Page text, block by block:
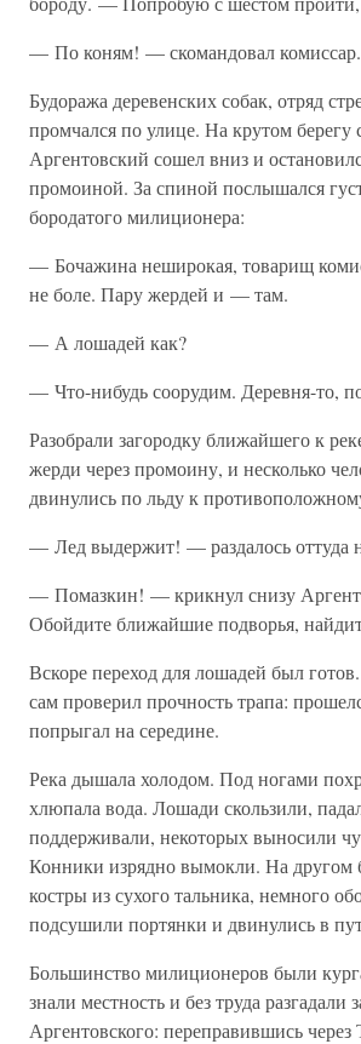
— По коням! — скомандовал комиссар.
Будоража деревенских собак, отряд
промчался по улице. На крутом берегу
Аргентовский сошел вниз и
промоиной. За спиной послышался
бородатого милиционера:
— Бочажина неширокая, товарищ
не боле. Пару жердей и — там.
— А лошадей как?
— Что-нибудь соорудим. Деревня-то,
Разобрали загородку ближайшего к
жерди через промоину, и несколько
двинулись по льду к
— Лед выдержит! — раздалось оттуда
— Помазкин! — крикнул снизу
Обойдите ближайшие подворья,
Вскоре переход для лошадей был
сам проверил прочность трапа:
попрыгал на середине.
Река дышала холодом. Под ногами
хлюпала вода. Лошади скользили,
поддерживали, некоторых выносили
Конники изрядно вымокли. На другом
костры из сухого тальника, немного
подсушили портянки и двинулись в
Большинство милиционеров были
знали местность и без труда разгадали
Аргентовского: переправившись через